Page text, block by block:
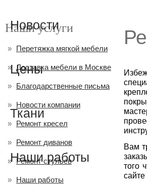
Новости
Цены
Ткани
Наши работы
Наши услуги
Перетяжка мягкой мебели
Доставка мебели в Москве
Благодарственные письма
Новости компании
Ремонт кресел
Ремонт диванов
Ремонт стульев
Наши работы
Вам
того